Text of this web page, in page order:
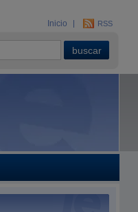
Inicio RSS